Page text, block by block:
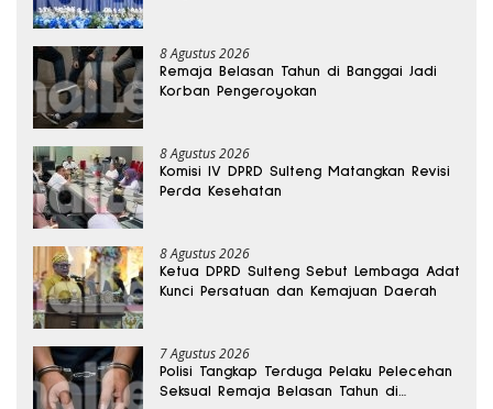
8 Agustus 2026
Remaja Belasan Tahun di Banggai Jadi
Korban Pengeroyokan
8 Agustus 2026
Komisi IV DPRD Sulteng Matangkan Revisi
Perda Kesehatan
8 Agustus 2026
Ketua DPRD Sulteng Sebut Lembaga Adat
Kunci Persatuan dan Kemajuan Daerah
7 Agustus 2026
Polisi Tangkap Terduga Pelaku Pelecehan
Seksual Remaja Belasan Tahun di